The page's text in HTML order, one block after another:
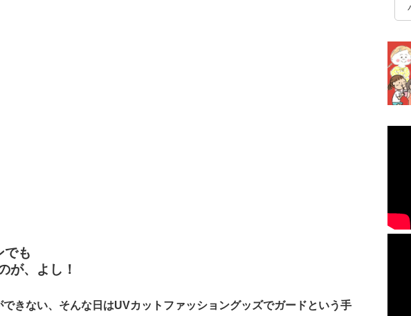
でも
が、よし！
きない、そんな日はUVカットファッショングッズでガードという手